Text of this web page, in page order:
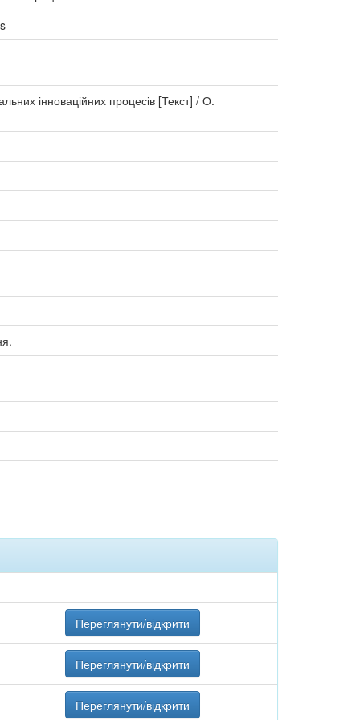
інноваційних процесів [Текст] / О.
Переглянути/відкрити
Переглянути/відкрити
Переглянути/відкрити